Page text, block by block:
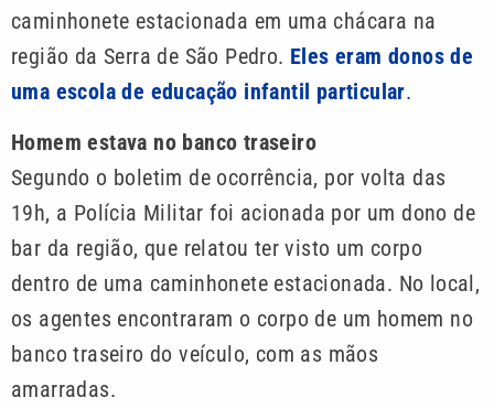
caminhonete estacionada em uma chácara na
região da Serra de São Pedro. Eles eram donos de
uma escola de educação infantil particular.
Homem estava no banco traseiro
Segundo o boletim de ocorrência, por volta das
19h, a Polícia Militar foi acionada por um dono de
bar da região, que relatou ter visto um corpo
dentro de uma caminhonete estacionada. No local,
os agentes encontraram o corpo de um homem no
banco traseiro do veículo, com as mãos
amarradas.